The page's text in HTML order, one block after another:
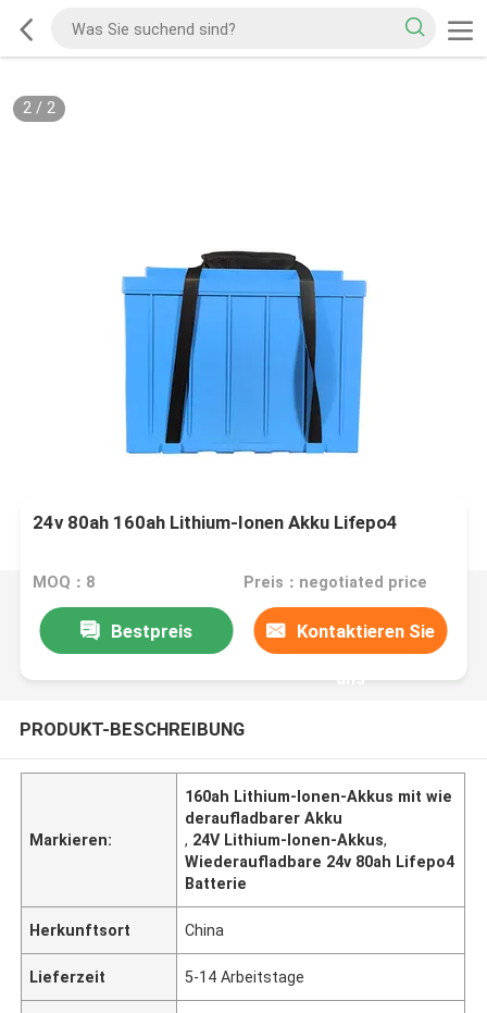
2/ 2
24v 80ah 160ah Lithium-Ionen Akku Lifepo4
MOQ：8 Preis：negotiated price
Bestpreis Kontaktieren Sie
uns
PRODUKT-BESCHREIBUNG
Markieren:
160ah Lithium-Ionen-Akkus mit wie
deraufladbarer Akku
, 24V Lithium-Ionen-Akkus,
Wiederaufladbare 24v 80ah Lifepo4
Batterie
Herkunftsort China
Lieferzeit 5-14 Arbeitstage